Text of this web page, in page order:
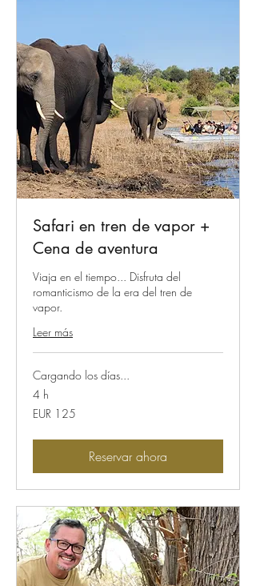
Safari en tren de vapor +
Cena de aventura
Viaja en el tiempo... Disfruta del
romanticismo de la era del tren de
vapor.
Leer más
Cargando los días...
4 h
125
euros
EUR 125
Reservar ahora